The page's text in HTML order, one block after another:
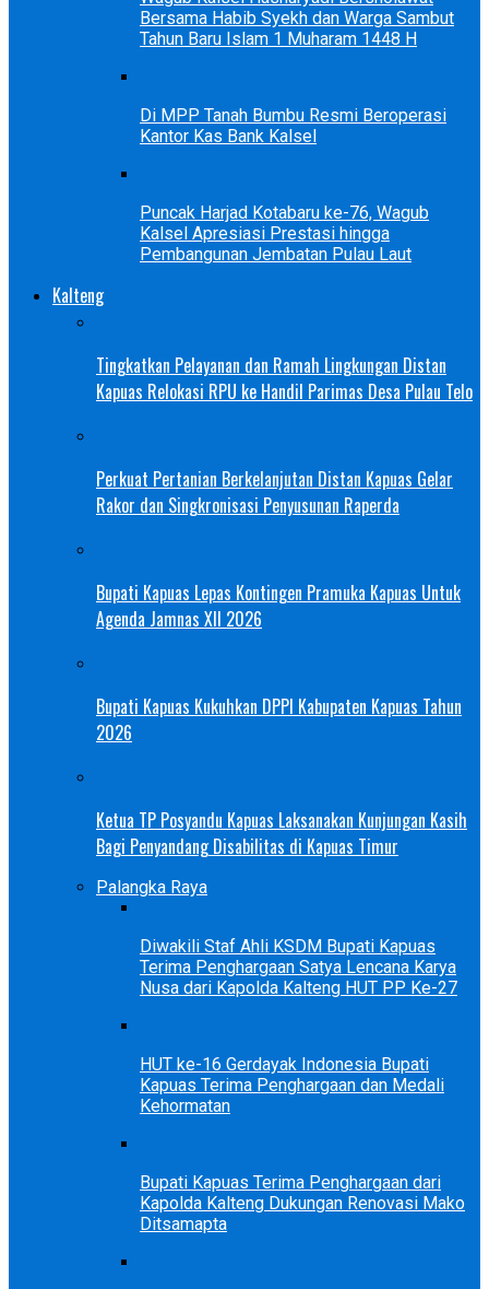
Bersama Habib Syekh dan Warga Sambut
Tahun Baru Islam 1 Muharam 1448 H
Di MPP Tanah Bumbu Resmi Beroperasi
Kantor Kas Bank Kalsel
Puncak Harjad Kotabaru ke-76, Wagub
Kalsel Apresiasi Prestasi hingga
Pembangunan Jembatan Pulau Laut
Kalteng
Tingkatkan Pelayanan dan Ramah Lingkungan Distan
Kapuas Relokasi RPU ke Handil Parimas Desa Pulau Telo
Perkuat Pertanian Berkelanjutan Distan Kapuas Gelar
Rakor dan Singkronisasi Penyusunan Raperda
Bupati Kapuas Lepas Kontingen Pramuka Kapuas Untuk
Agenda Jamnas XII 2026
Bupati Kapuas Kukuhkan DPPI Kabupaten Kapuas Tahun
2026
Ketua TP Posyandu Kapuas Laksanakan Kunjungan Kasih
Bagi Penyandang Disabilitas di Kapuas Timur
Palangka Raya
Diwakili Staf Ahli KSDM Bupati Kapuas
Terima Penghargaan Satya Lencana Karya
Nusa dari Kapolda Kalteng HUT PP Ke-27
HUT ke-16 Gerdayak Indonesia Bupati
Kapuas Terima Penghargaan dan Medali
Kehormatan
Bupati Kapuas Terima Penghargaan dari
Kapolda Kalteng Dukungan Renovasi Mako
Ditsamapta